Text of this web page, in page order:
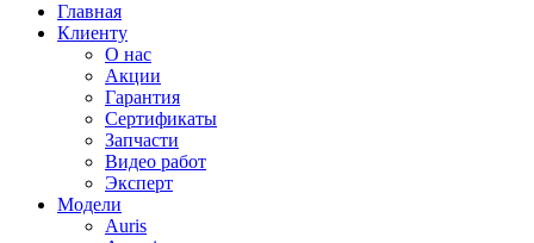
Главная
Клиенту
О нас
Акции
Гарантия
Сертификаты
Запчасти
Видео работ
Эксперт
Модели
Auris